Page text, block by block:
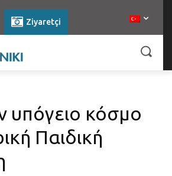
Ziyaretçi
υπόγειο κόσμο
Παιδική